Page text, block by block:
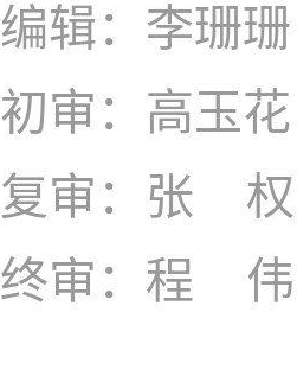
编辑：李珊珊
初审：高玉花
复审：张 权
终审：程 伟